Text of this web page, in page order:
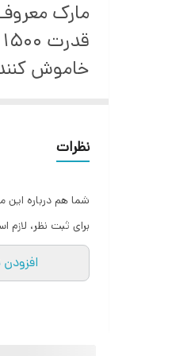
مارک
قدرت 1500 وات
خاموش
نظرات
شما هم درباره این
برای ثبت نظر،
افزودن